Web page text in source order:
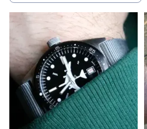
Une piece trés cool 👌